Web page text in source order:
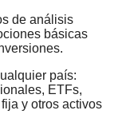
de análisis
básicas
país:
ETFs,
y otros activos